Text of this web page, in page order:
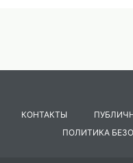
КОНТАКТЫ
ПОЛИТИКА